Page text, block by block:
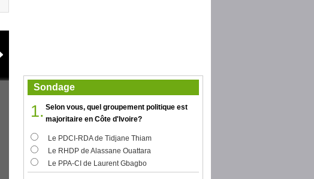
Sondage
Selon vous, quel groupement politique est
majoritaire en Côte d'Ivoire?
1.
Le PDCI-RDA de Tidjane Thiam
Le RHDP de Alassane Ouattara
Le PPA-CI de Laurent Gbagbo